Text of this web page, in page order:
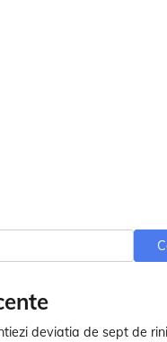
deviatia de sept de